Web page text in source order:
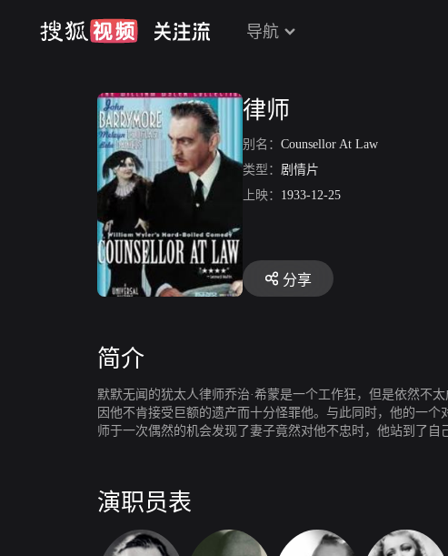
导航
律师
别名： Counsellor At Law
类型： 剧情片
上映： 1933-12-25
分享
简介
默默无闻的犹太人律师乔治·希蒙是一个工作狂，但是依然不
因他不肯接受巨额的遗产而十分怪罪他。与此同时，他的一
师于一次偶然的机会发现了妻子竟然对他不忠时，他站到了
演职员表